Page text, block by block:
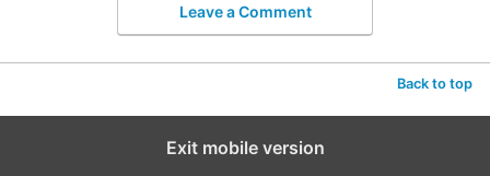
Leave a Comment
Back to top
Exit mobile version